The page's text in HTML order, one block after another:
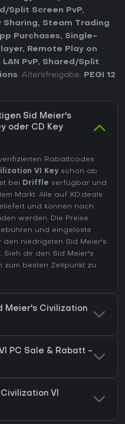
Split Screen PvP,
Sharing, Steam Trading
Purchases, Single-
,
Remote Play on
LAN PvP, Shared/Split
. Altersfreigabe: PEGI 12.
Sid Meier's
oder CD Key
Rabattcodes
VI Key schon ab
bei Driffle verfügbar und
Markt. Alle auf XD.deals
und können nach
werden. Die Preise
und eingelöste
den niedrigsten Sid Meier's
Sieh dir den Sid Meier's
zum besten Zeitpunkt zu
Meier's Civilization
PC Sale & Rabatt -
VI